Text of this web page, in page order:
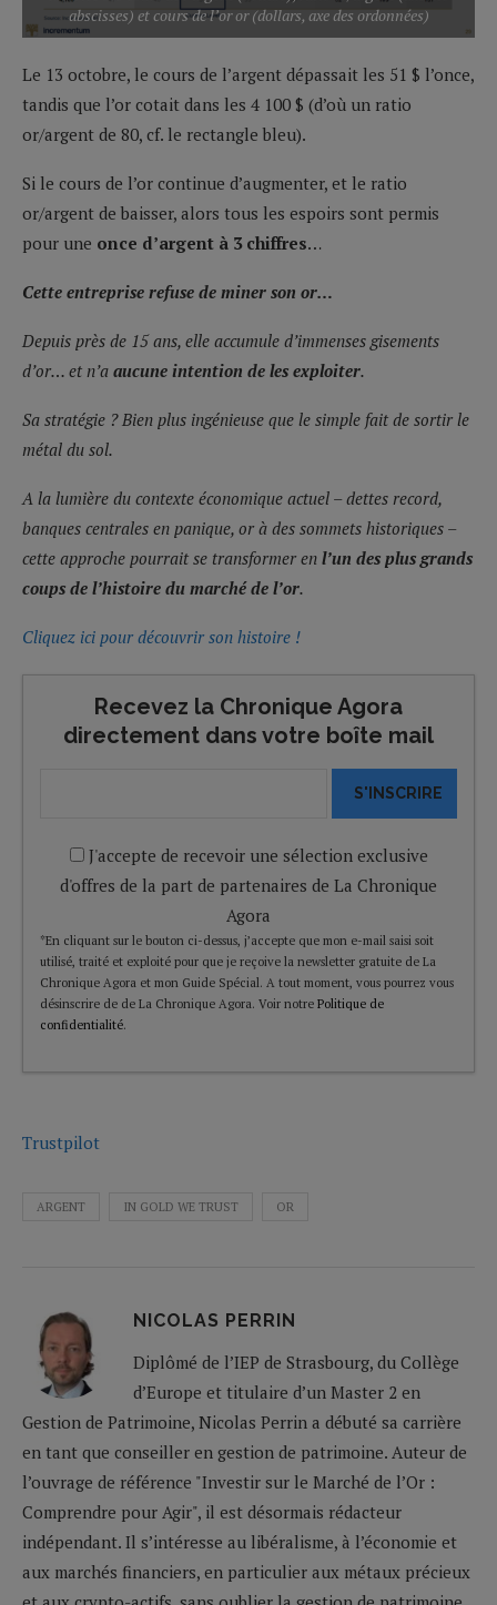
abscisses) et cours de l’or or (dollars, axe des ordonnées)
Le 13 octobre, le cours de l’argent dépassait les 51 $ l’once,
tandis que l’or cotait dans les 4 100 $ (d’où un ratio
or/argent de 80, cf. le rectangle bleu).
Si le cours de l’or continue d’augmenter, et le ratio
or/argent de baisser, alors tous les espoirs sont permis
pour une once d’argent à 3 chiffres…
Cette entreprise refuse de miner son or…
Depuis près de 15 ans, elle accumule d’immenses gisements
d’or… et n’a aucune intention de les exploiter.
Sa stratégie ? Bien plus ingénieuse que le simple fait de sortir le
métal du sol.
A la lumière du contexte économique actuel – dettes record,
banques centrales en panique, or à des sommets historiques –
cette approche pourrait se transformer en l’un des plus grands
coups de l’histoire du marché de l’or.
Cliquez ici pour découvrir son histoire !
Recevez la Chronique Agora
directement dans votre boîte mail
S'INSCRIRE
J'accepte de recevoir une sélection exclusive
d'offres de la part de partenaires de La Chronique
Agora
*En cliquant sur le bouton ci-dessus, j’accepte que mon e-mail saisi soit
utilisé, traité et exploité pour que je reçoive la newsletter gratuite de La
Chronique Agora et mon Guide Spécial. A tout moment, vous pourrez vous
désinscrire de de La Chronique Agora. Voir notre Politique de
confidentialité.
Trustpilot
ARGENT IN GOLD WE TRUST OR
NICOLAS PERRIN
Diplômé de l’IEP de Strasbourg, du Collège
d’Europe et titulaire d’un Master 2 en
Gestion de Patrimoine, Nicolas Perrin a débuté sa carrière
en tant que conseiller en gestion de patrimoine. Auteur de
l’ouvrage de référence "Investir sur le Marché de l’Or :
Comprendre pour Agir", il est désormais rédacteur
indépendant. Il s’intéresse au libéralisme, à l’économie et
aux marchés financiers, en particulier aux métaux précieux